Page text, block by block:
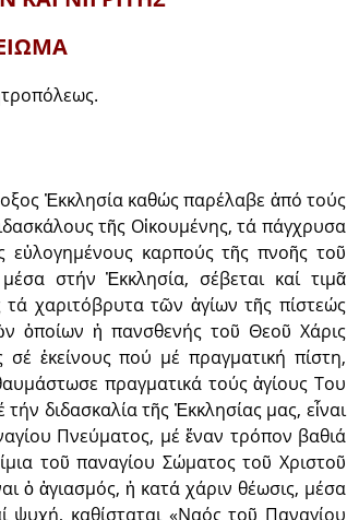
Ἐκκλησία καθώς παρέλαβε ἀπό τούς
τῆς Οἰκουμένης, τά πάγχρυσα
καρπούς τῆς πνοῆς τοῦ
στήν Ἐκκλησία, σέβεται καί τιμᾶ
χαριτόβρυτα τῶν ἁγίων τῆς πίστεώς
ὁποίων ἡ πανσθενής τοῦ Θεοῦ Χάρις
σέ ἐκείνους πού μέ πραγματική πίστη,
πραγματικά τούς ἁγίους Του
διδασκαλία τῆς Ἐκκλησίας μας, εἶναι
Πνεύματος, μέ ἕναν τρόπον βαθιά
τοῦ παναγίου Σώματος τοῦ Χρι­στοῦ
ὁ ἁγια­σμός, ἡ κατά χάριν θέωσις, μέσα
καθίσταται «Ναός τοῦ Παναγίου